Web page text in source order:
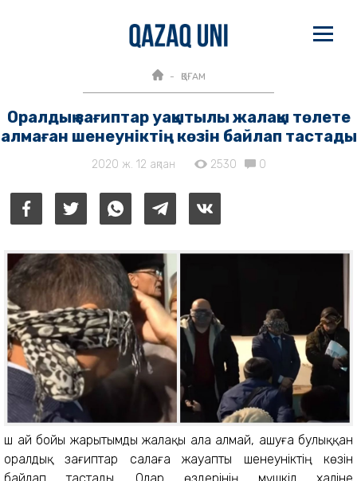
ҚОҒАМ
Оралдық зағиптар уақытылы жалақы төлете
алмаған шенеуніктің көзін байлап тастады
2020 ж. 12 ақпан 2530 0
Үш ай бойы жарытымды жалақы ала алмай, ашуға булыққан
оралдық зағиптар салаға жауапты шенеуніктің көзін
байлап тастады. Олар өздерінің мүшкіл халіне